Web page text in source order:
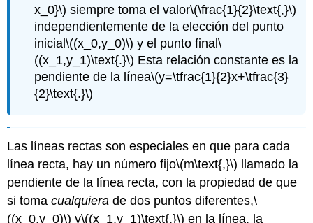
x_0}\) siempre toma el valor\(\frac{1}{2}\text{,}\)
independientemente de la elección del punto
inicial\((x_0,y_0)\) y el punto final\
((x_1,y_1)\text{.}\) Esta relación constante es la
pendiente de la línea\(y=\tfrac{1}{2}x+\tfrac{3}
{2}\text{.}\)
Las líneas rectas son especiales en que para cada
línea recta, hay un número fijo\(m\text{,}\) llamado la
pendiente de la línea recta, con la propiedad de que
si tomacualquiera de dos puntos diferentes,\
((x_0,y_0)\) y\((x_1,y_1)\text{,}\) en la línea, la